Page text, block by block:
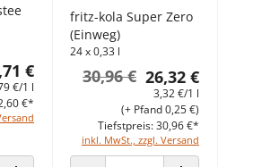
€
€/1 l
€*
fritz-kola Super Zero
(Einweg)
24 x 0,33 l
26,32 €
30,96 €
3,32 €/1 l
inkl. MwSt., zzgl. Versand
(+ Pfand 0,25 €)
Tiefstpreis: 30,96 €*